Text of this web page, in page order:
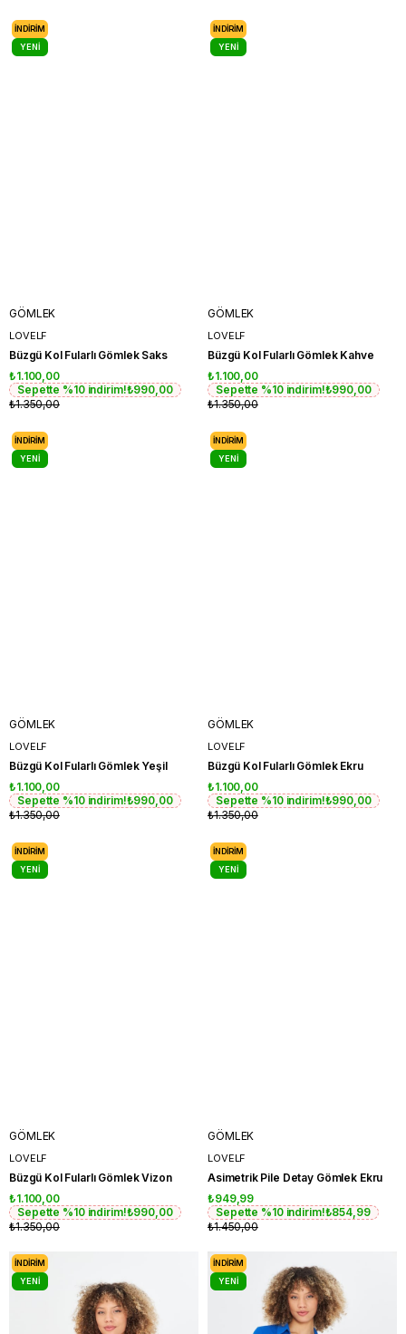
GÖMLEK
LOVELF
Büzgü Kol Fularlı Gömlek Saks
₺1.100,00
Sepette %10 indirim!₺990,00
₺1.350,00
İNDIRIM
YENI
GÖMLEK
LOVELF
Büzgü Kol Fularlı Gömlek Kahve
₺1.100,00
Sepette %10 indirim!₺990,00
₺1.350,00
İNDIRIM
YENI
GÖMLEK
LOVELF
Büzgü Kol Fularlı Gömlek Yeşil
₺1.100,00
Sepette %10 indirim!₺990,00
₺1.350,00
İNDIRIM
YENI
GÖMLEK
LOVELF
Büzgü Kol Fularlı Gömlek Ekru
₺1.100,00
Sepette %10 indirim!₺990,00
₺1.350,00
İNDIRIM
YENI
GÖMLEK
LOVELF
Büzgü Kol Fularlı Gömlek Vizon
₺1.100,00
Sepette %10 indirim!₺990,00
₺1.350,00
İNDIRIM
YENI
GÖMLEK
LOVELF
Asimetrik Pile Detay Gömlek Ekru
₺949,99
Sepette %10 indirim!₺854,99
₺1.450,00
İNDIRIM
YENI
İNDIRIM
YENI
İNDIRIM
YENI